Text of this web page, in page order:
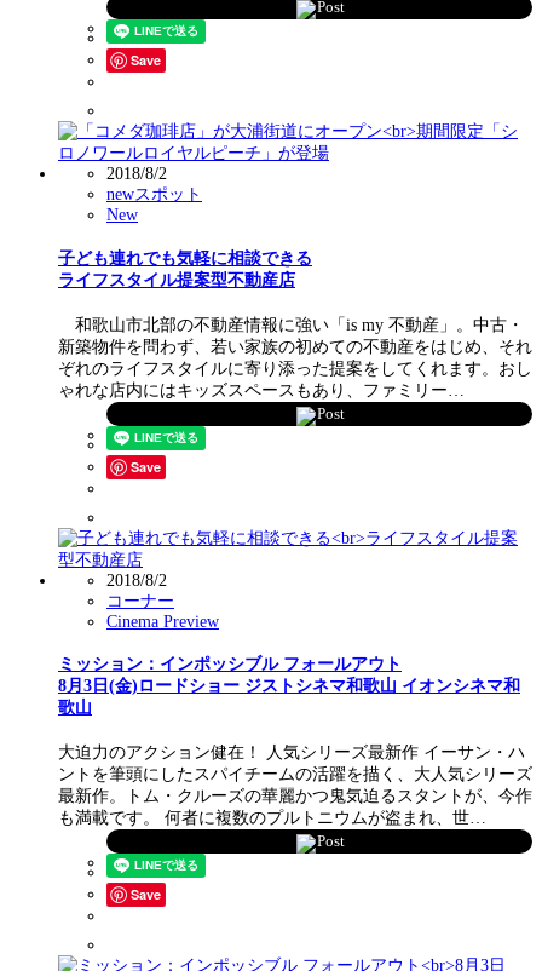
Post
Save
2018/8/2
newスポット
New
子ども連れでも気軽に相談できる
ライフスタイル提案型不動産店
和歌山市北部の不動産情報に強い「is my 不動産」。中古・
新築物件を問わず、若い家族の初めての不動産をはじめ、それ
ぞれのライフスタイルに寄り添った提案をしてくれます。おし
ゃれな店内にはキッズスペースもあり、ファミリー…
Post
Save
2018/8/2
コーナー
Cinema Preview
ミッション：インポッシブル フォールアウト
8月3日(金)ロードショー ジストシネマ和歌山 イオンシネマ和
歌山
大迫力のアクション健在！ 人気シリーズ最新作 イーサン・ハ
ントを筆頭にしたスパイチームの活躍を描く、大人気シリーズ
最新作。トム・クルーズの華麗かつ鬼気迫るスタントが、今作
も満載です。 何者に複数のプルトニウムが盗まれ、世…
Post
Save